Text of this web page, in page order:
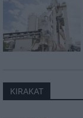
KIRAKAT